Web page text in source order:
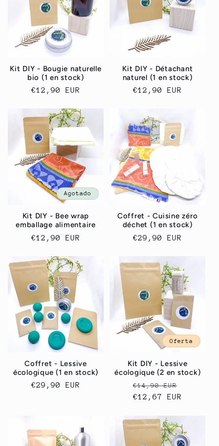
Kit DIY - Bougie naturelle
bio (1 en stock)
Precio
€12,90 EUR
Kit DIY - Détachant
naturel (1 en stock)
Precio
€12,90 EUR
Agotado
Kit DIY - Bee wrap
emballage alimentaire
Precio
€12,90 EUR
Coffret - Cuisine zéro
déchet (1 en stock)
Precio
€29,90 EUR
Coffret - Lessive
écologique (1 en stock)
Precio
€29,90 EUR
Oferta
Kit DIY - Lessive
écologique (2 en stock)
Precio
habitual
€14,90 EUR
€12,67 EUR